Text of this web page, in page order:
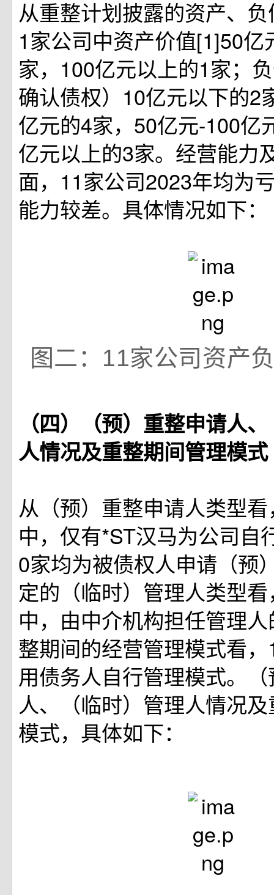
从重整计划披露的资产、
1家公司中资产价值[1]50亿
家，100亿元以上的1家；
确认债权）10亿元以下的2
亿元的4家，50亿元-100亿
亿元以上的3家。经营能力
面，11家公司2023年均为
能力较差。具体情况如下：
图二：11家公司资产
（四）（预）重整申请人
人情况及重整期间管理模式
从（预）重整申请人类型
中，仅有*ST汉马为公司自
0家均为被债权人申请（预
定的（临时）管理人类型
中，由中介机构担任管理
整期间的经营管理模式看
用债务人自行管理模式。
人、（临时）管理人情况
模式，具体如下：